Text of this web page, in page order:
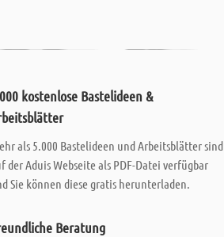
kostenlose Bastelideen &
als 5.000 Bastelideen und Arbeitsblätter sind
der Aduis Webseite als PDF-Datei verfügbar
Sie können diese gratis herunterladen.
Beratung